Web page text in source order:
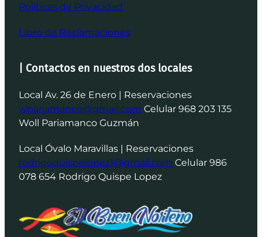
Politicas de Privacidad
Libro de Reclamaciones
| Contactos en nuestros dos locales
Local Av. 26 de Enero | Reservaciones
wpariamanco@gmail.com Celular 968 203 135
Woll Pariamanco Guzmán
Local Óvalo Maravillas | Reservaciones
rodrigoquispelopez1@gmail.com Celular 986
078 654 Rodrigo Quispe Lopez